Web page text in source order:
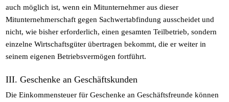
auch möglich ist, wenn ein Mitunternehmer aus dieser
Mitunternehmerschaft gegen Sachwertabfindung ausscheidet und
nicht, wie bisher erforderlich, einen gesamten Teilbetrieb, sondern
einzelne Wirtschaftsgüter übertragen bekommt, die er weiter in
seinem eigenen Betriebsvermögen fortführt.
III. Geschenke an Geschäftskunden
Die Einkommensteuer für Geschenke an Geschäftsfreunde können